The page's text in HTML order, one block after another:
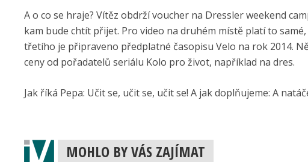
A o co se hraje? Vítěz obdrží voucher na Dressler weekend
kam bude chtít přijet. Pro video na druhém místě platí to
třetího je připraveno předplatné časopisu Velo na rok 2014.
ceny od pořadatelů seriálu Kolo pro život, například na dres.
Jak říká Pepa: Učit se, učit se, učit se! A jak doplňujeme: A
MOHLO BY VÁS ZAJÍMAT